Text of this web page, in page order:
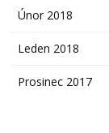
Únor 2018
Leden 2018
Prosinec 2017